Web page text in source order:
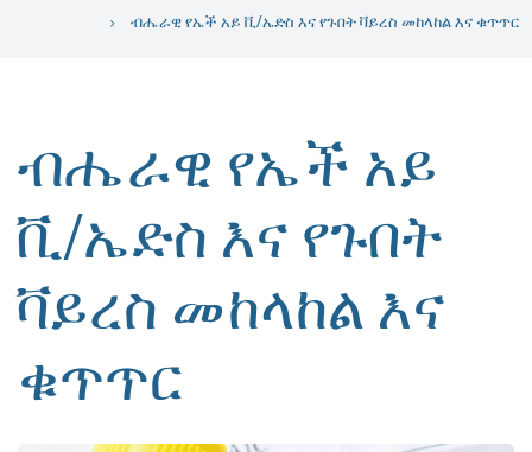
ብሔራዊ የኤች አይ ቪ/ኤድስ እና የጉበት ቫይረስ መከላከል እና ቁጥጥር
ብሔራዊ የኤች አይ
ቪ/ኤድስ እና የጉበት
ቫይረስ መከላከል እና
ቁጥጥር